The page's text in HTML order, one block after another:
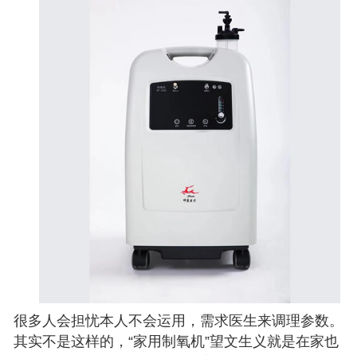
很多人会担忧本人不会运用，需求医生来调理参数。
其实不是这样的，“家用制氧机”望文生义就是在家也